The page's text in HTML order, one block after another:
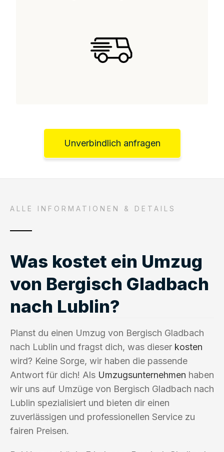
Unverbindlich anfragen
ALLE INFORMATIONEN & DETAILS
Was kostet ein Umzug
von Bergisch Gladbach
nach Lublin?
Planst du einen Umzug von Bergisch Gladbach
nach Lublin und fragst dich, was dieser kosten
wird? Keine Sorge, wir haben die passende
Antwort für dich! Als Umzugsunternehmen haben
wir uns auf Umzüge von Bergisch Gladbach nach
Lublin spezialisiert und bieten dir einen
zuverlässigen und professionellen Service zu
fairen Preisen.